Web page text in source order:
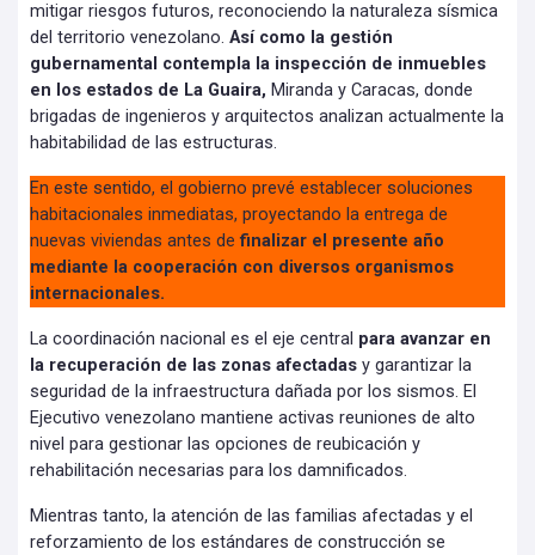
mitigar riesgos futuros, reconociendo la naturaleza sísmica
del territorio venezolano. Así como la gestión
gubernamental contempla la inspección de inmuebles
en los estados de La Guaira, Miranda y Caracas, donde
brigadas de ingenieros y arquitectos analizan actualmente la
habitabilidad de las estructuras.
En este sentido, el gobierno prevé establecer soluciones
habitacionales inmediatas, proyectando la entrega de
nuevas viviendas antes definalizar el presente año
mediante la cooperación con diversos organismos
internacionales.
La coordinación nacional es el eje central para avanzar en
la recuperación de las zonas afectadas y garantizar la
seguridad de la infraestructura dañada por los sismos. El
Ejecutivo venezolano mantiene activas reuniones de alto
nivel para gestionar las opciones de reubicación y
rehabilitación necesarias para los damnificados.
Mientras tanto, la atención de las familias afectadas y el
reforzamiento de los estándares de construcción se